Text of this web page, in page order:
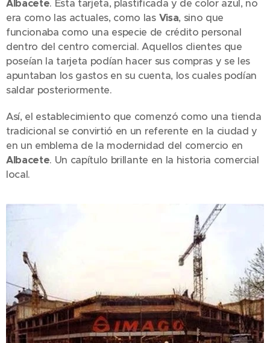
Albacete. Esta tarjeta, plastificada y de color azul, no
era como las actuales, como las Visa, sino que
funcionaba como una especie de crédito personal
dentro del centro comercial. Aquellos clientes que
poseían la tarjeta podían hacer sus compras y se les
apuntaban los gastos en su cuenta, los cuales podían
saldar posteriormente.
Así, el establecimiento que comenzó como una tienda
tradicional se convirtió en un referente en la ciudad y
en un emblema de la modernidad del comercio en
Albacete. Un capítulo brillante en la historia comercial
local.